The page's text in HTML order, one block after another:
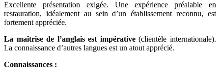
Excellente présentation exigée. Une expérience préalable en
restauration, idéalement au sein d’un établissement reconnu, est
fortement appréciée.
La maîtrise de l’anglais est impérative(clientèle internationale).
La connaissance d’autres langues est un atout apprécié.
Connaissances :